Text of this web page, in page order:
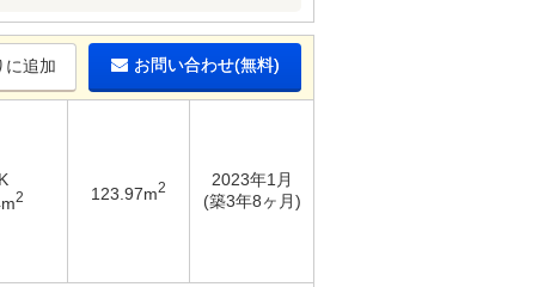
に追加 お問い合わせ(無料)
2 123.97m2
2023年1月
(築3年8ヶ月)